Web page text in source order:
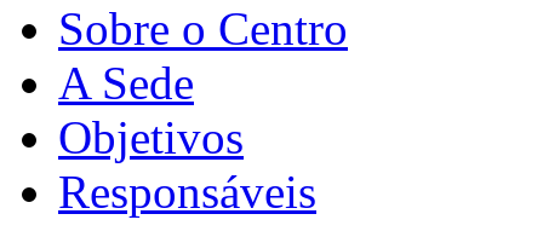
Sobre o Centro
A Sede
Objetivos
Responsáveis